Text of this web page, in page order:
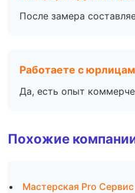
После замера
Работаете с
Да, есть опыт
Похожие
Мастерская Pro